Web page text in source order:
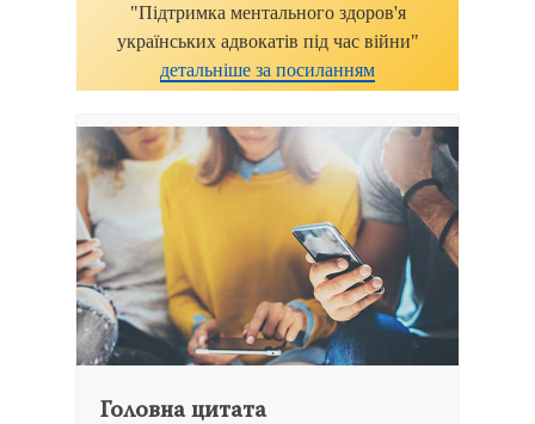
"Підтримка ментального здоров'я
українських адвокатів під час війни"
детальніше за посиланням
Головна цитата